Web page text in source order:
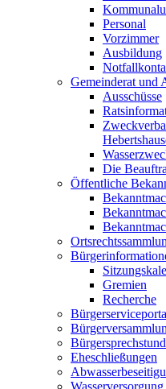
Personal
Vorzimmer
Ausbildung
Gemeinderat und
Ausschüsse
Die
Öffentliche
Gremien
Recherche
Eheschließungen
Wasserversorgung